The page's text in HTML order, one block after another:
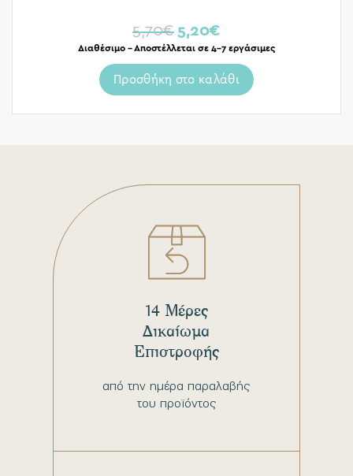
5,70€ 5,20€
Διαθέσιμο – Αποστέλλεται σε 4-7 εργάσιμες
Προσθήκη στο καλάθι
από την ημέρα παραλαβής
του προϊόντος
14 Μέρες
Δικαίωμα
Επιστροφής